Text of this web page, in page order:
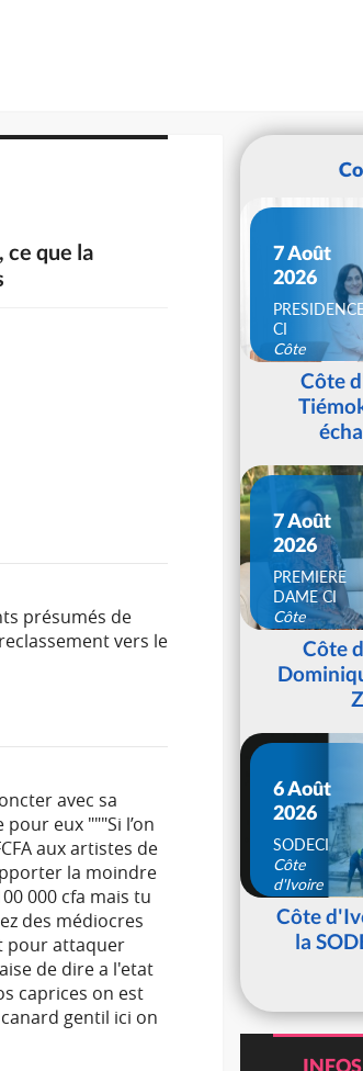
que la
présumés de
vers le
avec sa
eux """Si l’on
aux artistes de
la moindre
000 cfa mais tu
des médiocres
pour attaquer
de dire a l'etat
caprices on est
gentil ici on
7 Août
2026
CI
Côte
d'IvoireCôte
7 Août
2026
PREMIERE
DAME CI
Côte
d'IvoireCôte
6 Août
2026
SODECI
Côte
d'Ivoire
Côte
la
INFOS